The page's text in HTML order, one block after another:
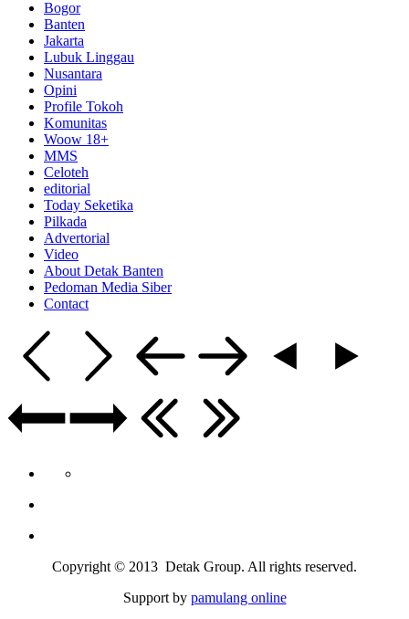
Bogor
Banten
Jakarta
Lubuk Linggau
Nusantara
Opini
Profile Tokoh
Komunitas
Woow 18+
MMS
Celoteh
editorial
Today Seketika
Pilkada
Advertorial
Video
About Detak Banten
Pedoman Media Siber
Contact
Copyright © 2013 Detak Group. All rights reserved.
Support by pamulang online